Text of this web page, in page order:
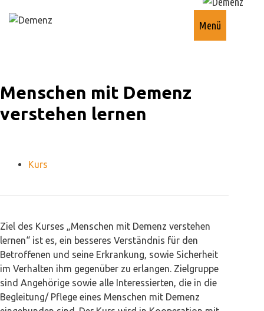
zum
Menü
Menschen mit Demenz
verstehen lernen
Kurs
Ziel des Kurses „Menschen mit Demenz verstehen
lernen“ ist es, ein besseres Verständnis für den
Betroffenen und seine Erkrankung, sowie Sicherheit
im Verhalten ihm gegenüber zu erlangen. Zielgruppe
sind Angehörige sowie alle Interessierten, die in die
Begleitung/ Pflege eines Menschen mit Demenz